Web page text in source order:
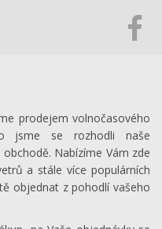
prodejem volnočasového
jsme se rozhodli naše
Nabízíme Vám zde
a stále více populárních
objednat z pohodlí vašeho